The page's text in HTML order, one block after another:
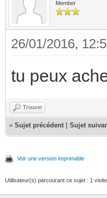
Member
26/01/2016,
tu peux
Trouver
« Sujet précédent Sujet
Voir une version imprimable
Utilisateur(s) parcourant ce sujet : 1